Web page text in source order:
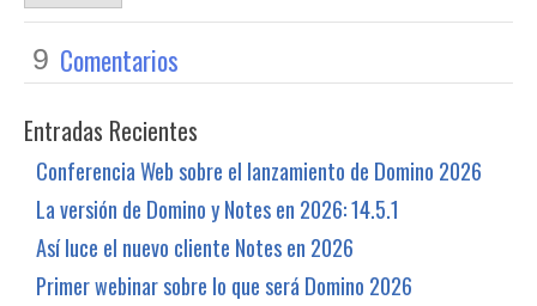
9 Comentarios
Entradas Recientes
Conferencia Web sobre el lanzamiento de Domino 2026
La versión de Domino y Notes en 2026: 14.5.1
Así luce el nuevo cliente Notes en 2026
Primer webinar sobre lo que será Domino 2026